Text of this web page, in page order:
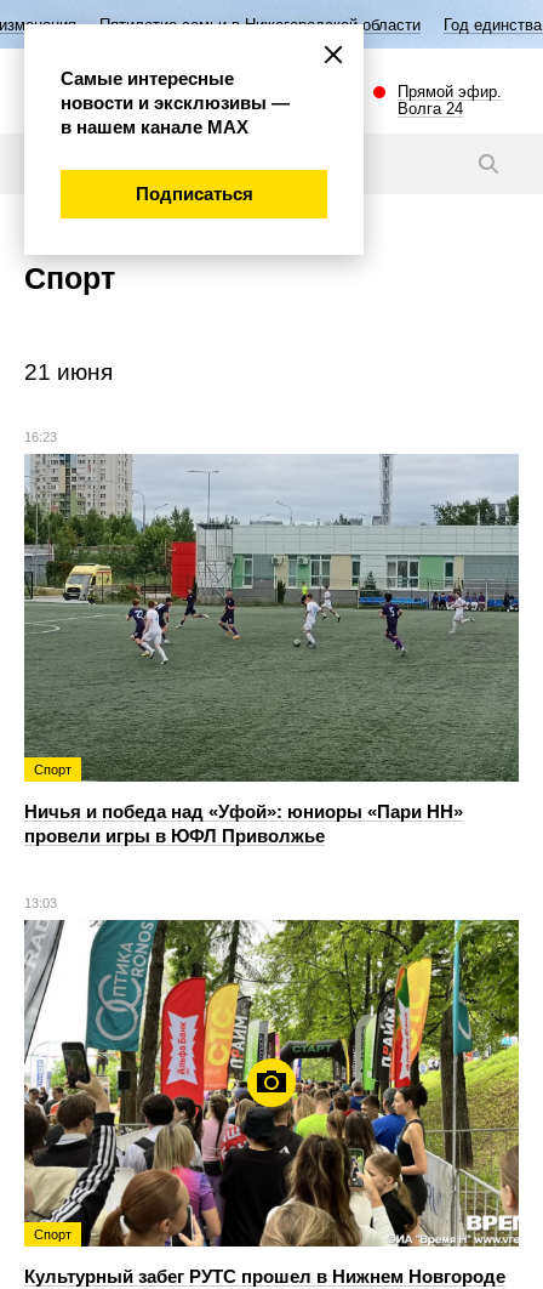
семьи в Нижегородской области Год единства народов России
Прямой эфир.
Волга 24
Спорт
21 июня
16:23
Спорт
Ничья и победа над «Уфой»: юниоры «Пари НН»
провели игры в ЮФЛ Приволжье
13:03
Спорт
Культурный забег РУТС прошел в Нижнем Новгороде
Самые интересные
новости и эксклюзивы —
в нашем канале МАХ
Подписаться